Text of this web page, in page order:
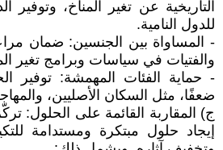
التاريخية عن تغير المناخ، وتوفير
للدول النامية.
- المساواة بين الجنسين: ضمان
والفتيات في سياسات وبرامج تغير
- حماية الفئات المهمشة: توفير
ضعفًا، مثل السكان الأصليين،
‌ج) المقاربة القائمة على الحلول:
إيجاد حلول مبتكرة ومستدامة